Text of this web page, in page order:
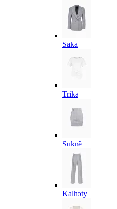
Saka
Trika
Sukně
Kalhoty